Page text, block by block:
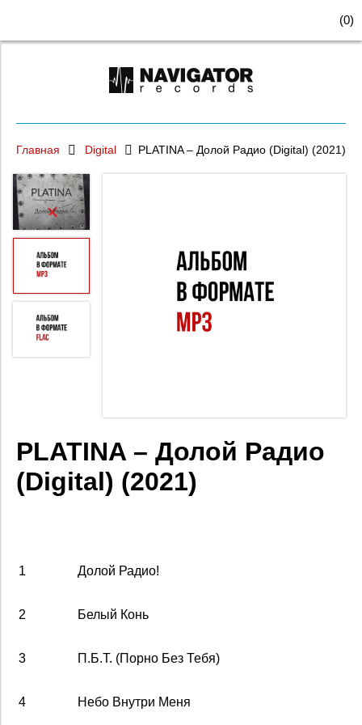
(0)
Главная Digital PLATINA – Долой Радио (Digital) (2021)
PLATINA – Долой Радио
(Digital) (2021)
1 Долой Радио!
2 Белый Конь
3 П.Б.T. (Порно Без Тебя)
4 Небо Внутри Меня